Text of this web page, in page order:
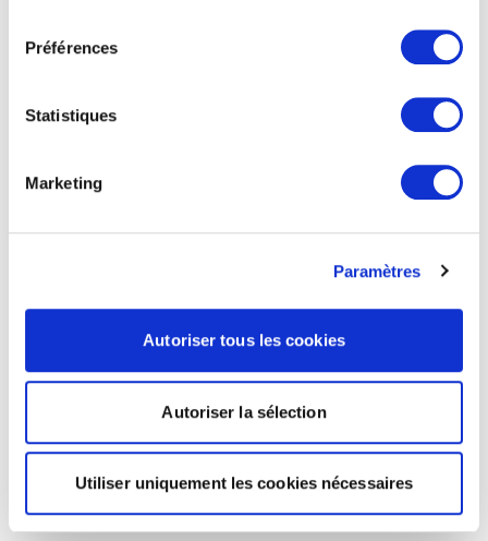
Préférences
Statistiques
Marketing
Paramètres
Autoriser tous les cookies
Autoriser la sélection
Utiliser uniquement les cookies nécessaires